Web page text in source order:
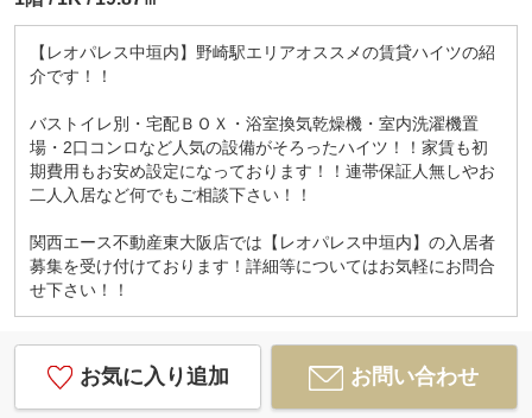
【レオパレス中垣内】野崎駅エリアオススメの賃貸ハイツの紹
介です！！
バストイレ別・宅配ＢＯＸ・浴室換気乾燥機・室内洗濯機置
場・2口コンロなど人気の設備がそろったハイツ！！家賃も初
期費用もお安め設定になっております！！連帯保証人無しやお
二人入居など何でもご相談下さい！！
関西エース不動産東大阪店では【レオパレス中垣内】の入居者
募集を受け付けております！詳細等についてはお気軽にお問合
せ下さい！！
お気に入り追加 お問い合わせ